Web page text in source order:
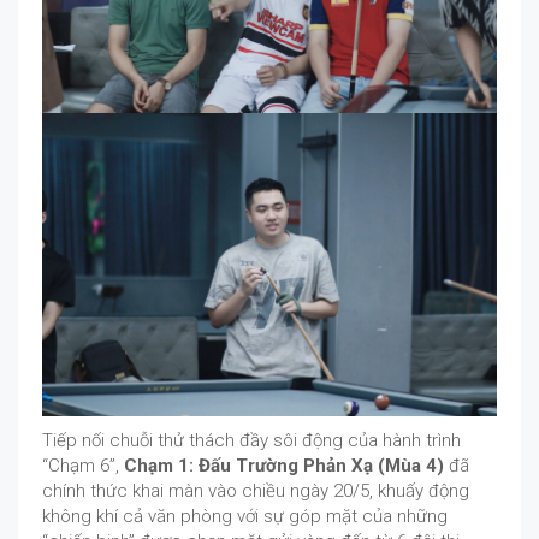
Tiếp nối chuỗi thử thách đầy sôi động của hành trình
“Chạm 6”, Chạm 1: Đấu Trường Phản Xạ (Mùa 4) đã
chính thức khai màn vào chiều ngày 20/5, khuấy động
không khí cả văn phòng với sự góp mặt của những